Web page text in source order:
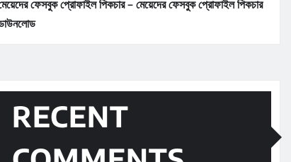
ফেসবুক প্রোফাইল পিকচার – মেয়েদের ফেসবুক প্রোফাইল পিকচার
RECENT